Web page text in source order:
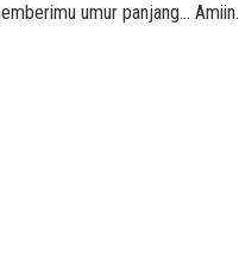
umur panjang… Amiin.